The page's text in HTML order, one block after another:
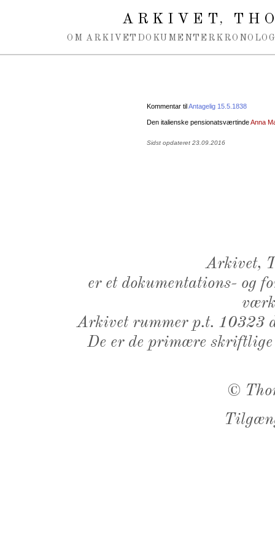
ARKIVET,
OM ARKIVET DOKUMENTER
Kommentar tilAntagelig 15.5.1838
Den italienske pensionatsværtindeAnna
Sidst opdateret 23.09.2016
Arkivet,
er et dokumentations- og
Arkivet rummer p.t. 10323
De er de primære
©